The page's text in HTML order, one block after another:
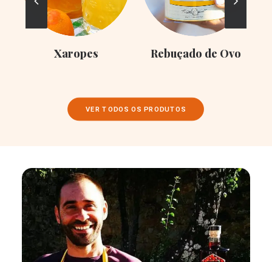
Xaropes Rebuçado de Ovo
VER TODOS OS PRODUTOS